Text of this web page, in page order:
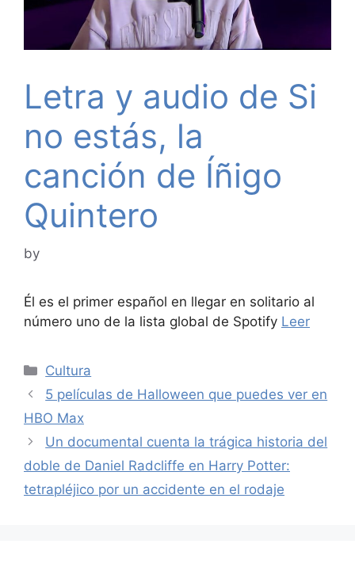
Letra y audio de Si
no estás, la
canción de Íñigo
Quintero
by
Él es el primer español en llegar en solitario al
número uno de la lista global de Spotify Leer
Categories
Cultura
5 películas de Halloween que puedes ver en
HBO Max
Un documental cuenta la trágica historia del
doble de Daniel Radcliffe en Harry Potter:
tetrapléjico por un accidente en el rodaje